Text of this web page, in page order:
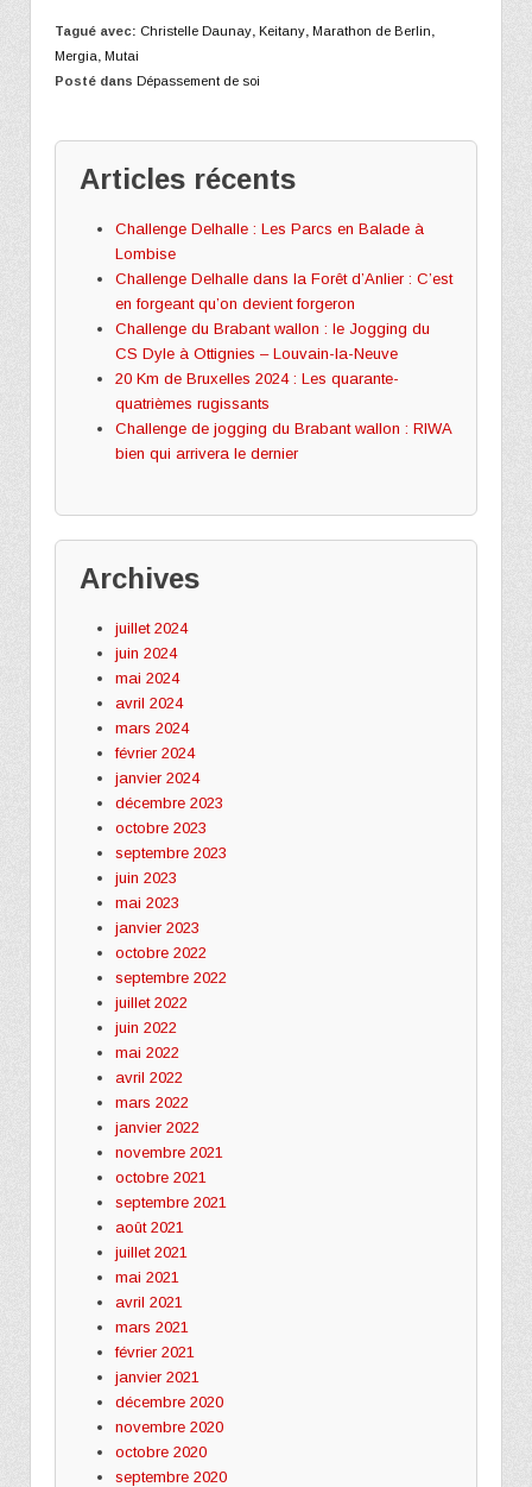
Tagué avec: Christelle Daunay Keitany Marathon de Berlin
Mergia
Mutai
Posté dans Dépassement de soi
Articles récents
Challenge Delhalle : Les Parcs en Balade à
Lombise
Challenge Delhalle dans la Forêt d’Anlier : C’est
en forgeant qu’on devient forgeron
Challenge du Brabant wallon : le Jogging du
CS Dyle à Ottignies – Louvain-la-Neuve
20 Km de Bruxelles 2024 : Les quarante-
quatrièmes rugissants
Challenge de jogging du Brabant wallon : RIWA
bien qui arrivera le dernier
Archives
juillet 2024
juin 2024
mai 2024
avril 2024
mars 2024
février 2024
janvier 2024
décembre 2023
octobre 2023
septembre 2023
juin 2023
mai 2023
janvier 2023
octobre 2022
septembre 2022
juillet 2022
juin 2022
mai 2022
avril 2022
mars 2022
janvier 2022
novembre 2021
octobre 2021
septembre 2021
août 2021
juillet 2021
mai 2021
avril 2021
mars 2021
février 2021
janvier 2021
décembre 2020
novembre 2020
octobre 2020
septembre 2020